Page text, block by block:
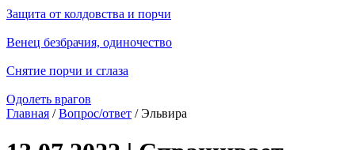
Защита от колдовства и порчи
Венец безбрачия, одиночество
Снятие порчи и сглаза
Одолеть врагов
Главная /Вопрос/ответ / Эльвира